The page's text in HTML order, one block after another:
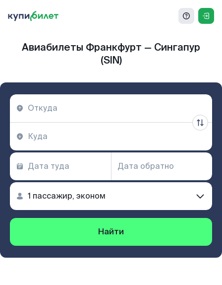
Авиабилеты Франкфурт — Сингапур
(SIN)
Найти